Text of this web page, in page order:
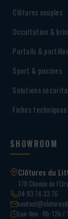
Clôtures souples
Occultation &
Portails &
Sport & piscines
Solutions
Fiches techniques
SHOWROOM
Clôtures du
170 Chemin de
04 93 74 33 76
Lun-Ven · 8h-12h /